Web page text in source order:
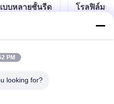
บบหลายชั้นรีด
โรลฟิล์มล
15ไมคร
23ไมครอ
PM
looking for?